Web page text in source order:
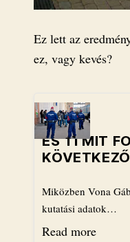
Ez lett az
ez, vagy kevés?
ÉS TI MIT
Miközben Vona
kutatási adatok…
Read more